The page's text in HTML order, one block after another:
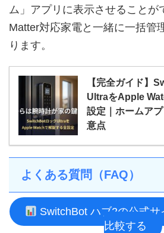
ム」アプリに表示させることが
Matter対応家電と一緒に一括管
ります。
【完全ガイド】
UltraをApple
設定｜ホームア
意点
よくある質問（FAQ）
SwitchBot ハブ2の公式
比較する